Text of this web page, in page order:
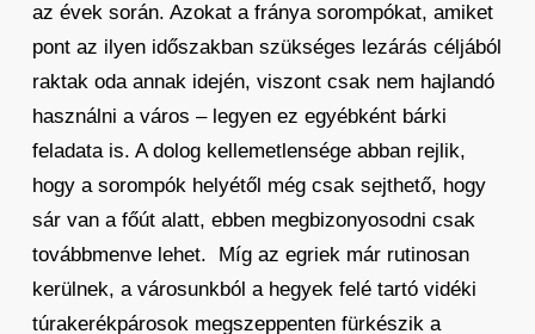
az évek során. Azokat a fránya sorompókat, amiket
pont az ilyen időszakban szükséges lezárás céljából
raktak oda annak idején, viszont csak nem hajlandó
használni a város – legyen ez egyébként bárki
feladata is. A dolog kellemetlensége abban rejlik,
hogy a sorompók helyétől még csak sejthető, hogy
sár van a főút alatt, ebben megbizonyosodni csak
továbbmenve lehet. Míg az egriek már rutinosan
kerülnek, a városunkból a hegyek felé tartó vidéki
túrakerékpárosok megszeppenten fürkészik a